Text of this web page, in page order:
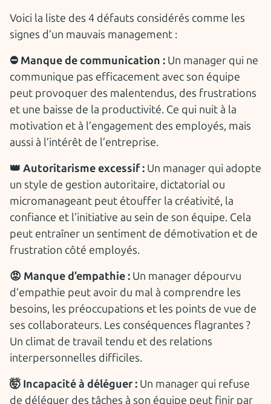
Voici la liste des 4 défauts considérés comme les
signes d’un mauvais management :
⛔️ Manque de communication : Un manager qui ne
communique pas efficacement avec son équipe
peut provoquer des malentendus, des frustrations
et une baisse de la productivité. Ce qui nuit à la
motivation et à l’engagement des employés, mais
aussi à l’intérêt de l’entreprise.
👑 Autoritarisme excessif : Un manager qui adopte
un style de gestion autoritaire, dictatorial ou
micromanageant peut étouffer la créativité, la
confiance et l’initiative au sein de son équipe. Cela
peut entraîner un sentiment de démotivation et de
frustration côté employés.
😡 Manque d’empathie : Un manager dépourvu
d’empathie peut avoir du mal à comprendre les
besoins, les préoccupations et les points de vue de
ses collaborateurs. Les conséquences flagrantes ?
Un climat de travail tendu et des relations
interpersonnelles difficiles.
🤯 Incapacité à déléguer : Un manager qui refuse
de déléguer des tâches à son équipe peut finir par